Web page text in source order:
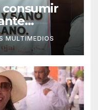
MULTIMEDIOS